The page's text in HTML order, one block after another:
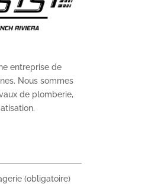
entreprise de
Nous sommes
de plomberie,
(obligatoire)